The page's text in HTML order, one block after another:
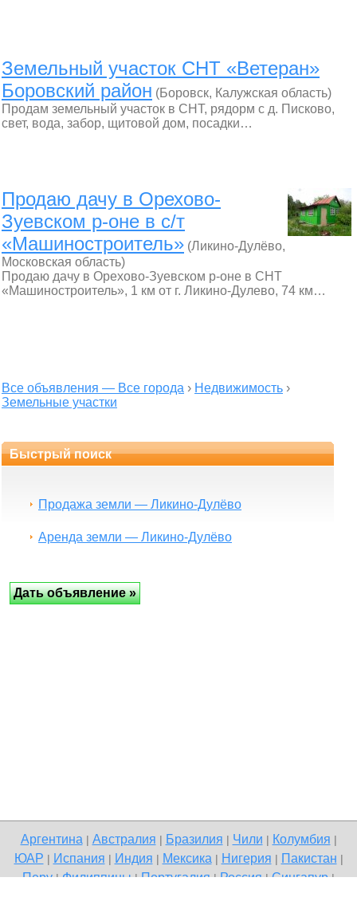
Земельный участок СНТ «Ветеран»
Боровский район (Боровск, Калужская область)
Продам земельный участок в СНТ, рядорм с д. Писково,
свет, вода, забор, щитовой дом, посадки…
Продаю дачу в Орехово-
Зуевском р-оне в с/т
«Машиностроитель» (Ликино-Дулёво,
Московская область)
Продаю дачу в Орехово-Зуевском р-оне в СНТ
«Машиностроитель», 1 км от г. Ликино-Дулево, 74 км…
Все объявления — Все города › Недвижимость ›
Земельные участки
Быстрый поиск
Продажа земли — Ликино-Дулёво
Аренда земли — Ликино-Дулёво
Аргентина| Австралия Бразилия Чили Колумбия
ЮАР Испания Индия Мексика| Нигерия Пакистан
Перу|Филиппины|Португалия|Россия|Сингапур|